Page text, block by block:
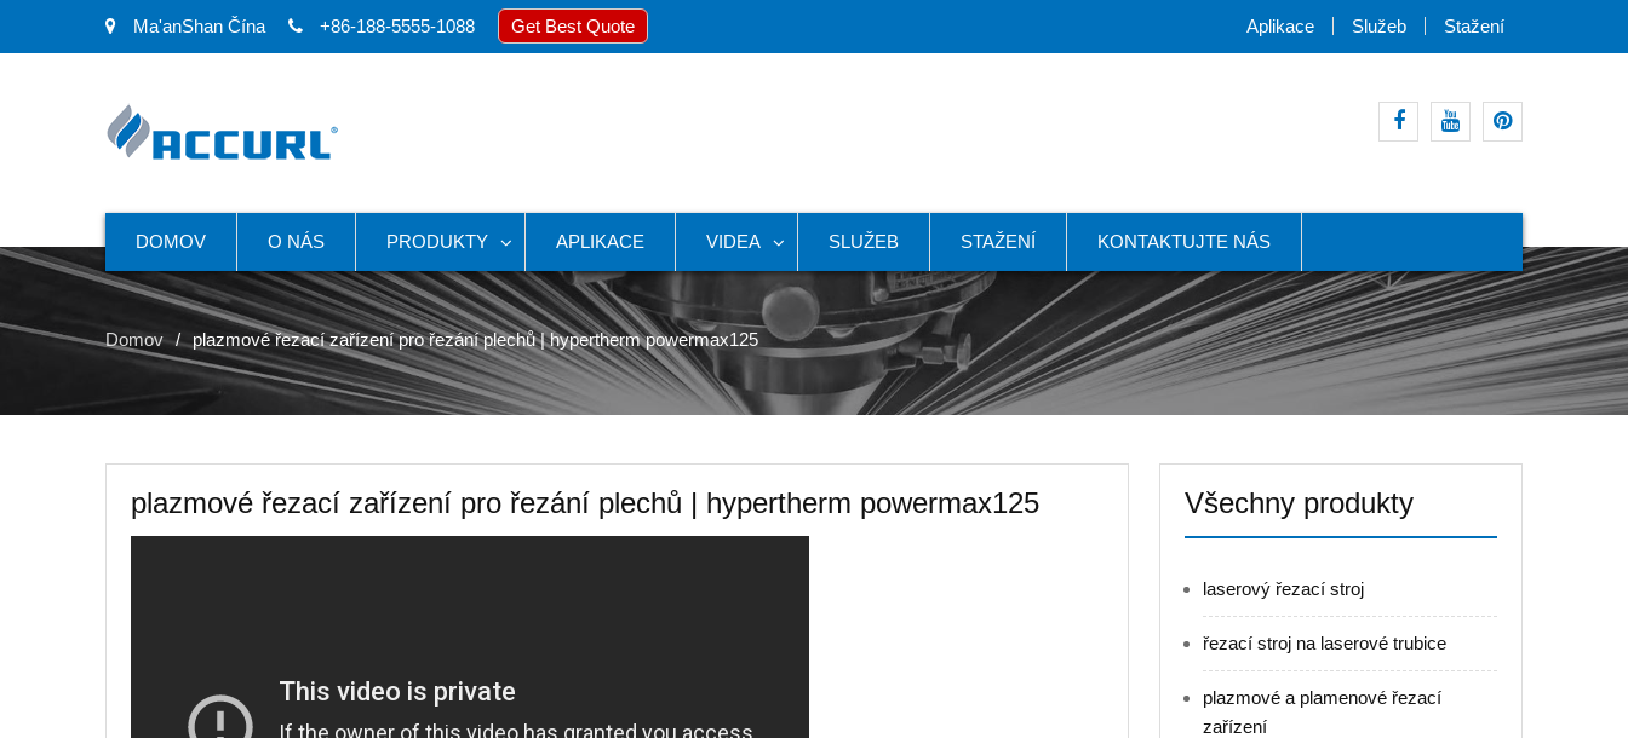
Ma'anShan Čína +86-188-5555-1088 Get Best Quote Aplikace Služeb Stažení
DOMOV O NÁS PRODUKTY APLIKACE VIDEA SLUŽEB STAŽENÍ KONTAKTUJTE NÁS
Domov plazmové řezací zařízení pro řezání plechů | hypertherm powermax125
plazmové řezací zařízení pro řezání plechů | hypertherm powermax125 Všechny produkty
laserový řezací stroj
řezací stroj na laserové trubice
plazmové a plamenové řezací
zařízení